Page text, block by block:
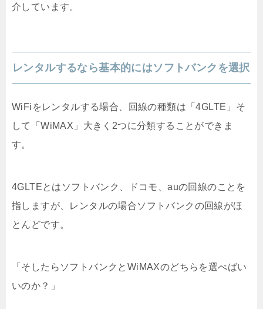
介しています。
レンタルするなら基本的にはソフトバンクを選択
WiFiをレンタルする場合、回線の種類は「4GLTE」そ
して「WiMAX」大きく2つに分類することができま
す。
4GLTEとはソフトバンク、ドコモ、auの回線のことを
指しますが、レンタルの場合ソフトバンクの回線がほ
とんどです。
「そしたらソフトバンクとWiMAXのどちらを選べばい
いのか？」